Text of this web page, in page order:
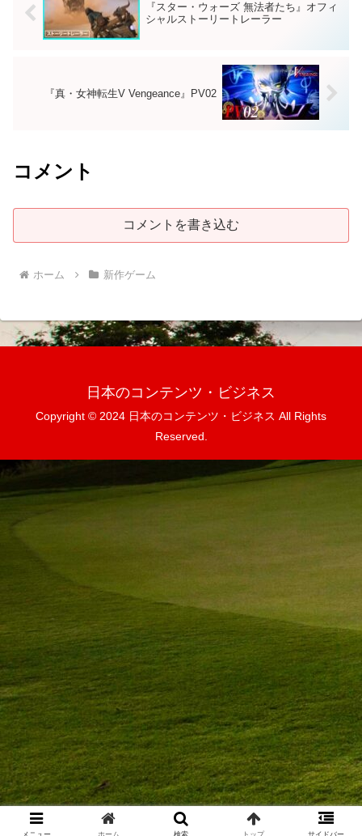
『スター・ウォーズ 無法者たち』オフィ
シャルストーリートレーラー
『真・女神転生V Vengeance』PV02
コメント
コメントを書き込む
ホーム 新作ゲーム
日本のコンテンツ・ビジネス
Copyright © 2024 日本のコンテンツ・ビジネス All Rights
Reserved.
メニュー ホーム 検索 トップ サイドバー